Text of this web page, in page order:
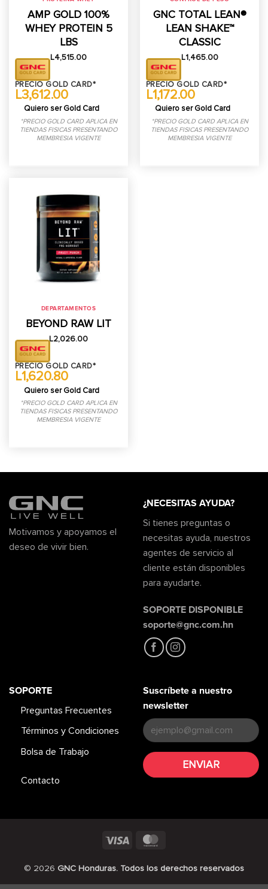
AMP GOLD 100%
WHEY PROTEIN 5
LBS
L4,515.00
PRECIO GOLD CARD*
L3,612.00
Quiero ser Gold Card
*PRECIO GOLD CARD APLICA EN
TIENDAS FISICAS PRESENTANDO
MEMBRESIA VIGENTE
GNC TOTAL LEAN®
LEAN SHAKE™
CLASSIC
L1,465.00
PRECIO GOLD CARD*
L1,172.00
Quiero ser Gold Card
*PRECIO GOLD CARD APLICA EN
TIENDAS FISICAS PRESENTANDO
MEMBRESIA VIGENTE
DEPARTAMENTOS
BEYOND RAW LIT
L2,026.00
PRECIO GOLD CARD*
L1,620.80
Quiero ser Gold Card
*PRECIO GOLD CARD APLICA EN
TIENDAS FISICAS PRESENTANDO
MEMBRESIA VIGENTE
Motivamos y apoyamos el
deseo de vivir bien.
¿NECESITAS AYUDA?
Si tienes preguntas o
necesitas ayuda, nuestros
agentes de servicio al
cliente están disponibles
para ayudarte.
SOPORTE DISPONIBLE
soporte@gnc.com.hn
SOPORTE
Preguntas Frecuentes
Términos y Condiciones
Bolsa de Trabajo
Contacto
Suscríbete a nuestro
newsletter
Visa
© 2026 GNC Honduras. Todos los derechos reservados